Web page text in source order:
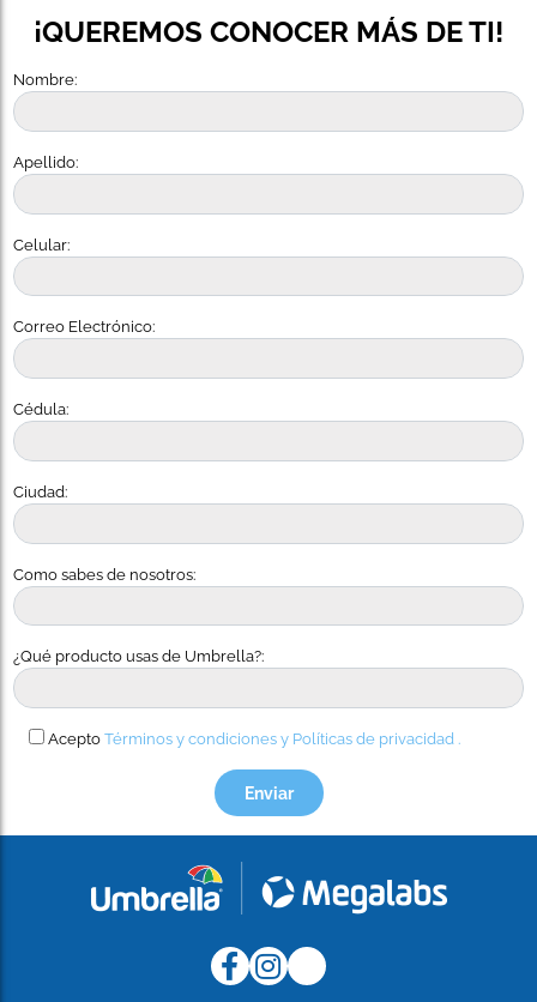
¡QUEREMOS CONOCER MÁS DE TI!
Nombre:
Apellido:
Celular:
Correo Electrónico:
Cédula:
Ciudad:
Como sabes de nosotros:
¿Qué producto usas de Umbrella?:
Acepto Términos y condiciones y Políticas de privacidad .